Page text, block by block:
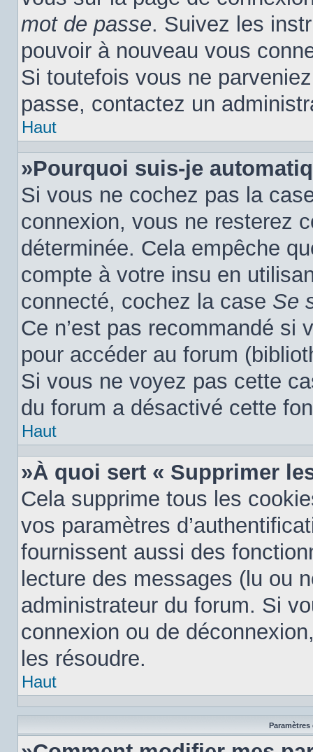
mot de passe. Suivez les
pouvoir à nouveau vous
Si toutefois vous ne
passe, contactez un
Haut
»Pourquoi suis-je
Si vous ne cochez pas la
connexion, vous ne resterez
déterminée. Cela empêche
compte à votre insu en
connecté, cochez la case Se
Ce n’est pas recommandé si
pour accéder au forum
Si vous ne voyez pas cette
du forum a désactivé cette
Haut
»À quoi sert « Supprimer
Cela supprime tous les
vos paramètres
fournissent aussi des
lecture des messages (lu ou
administrateur du forum. Si
connexion ou de
les résoudre.
Haut
Paramètres